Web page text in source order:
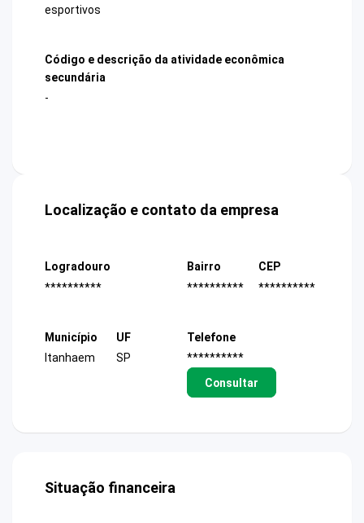
esportivos
Código e descrição da atividade econômica
secundária
-
Localização e contato da empresa
Logradouro
**********
Bairro
**********
CEP
**********
Município
Itanhaem
UF
SP
Telefone
**********
Consultar
Situação financeira